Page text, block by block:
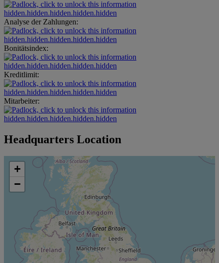
hidden.hidden.hidden.hidden.hidden
Analyse der Zahlungen:
hidden.hidden.hidden.hidden.hidden
Bonitätsindex:
hidden.hidden.hidden.hidden.hidden
Kreditlimit:
hidden.hidden.hidden.hidden.hidden
Mitarbeiter:
hidden.hidden.hidden.hidden.hidden
Headquarters Location
+
−